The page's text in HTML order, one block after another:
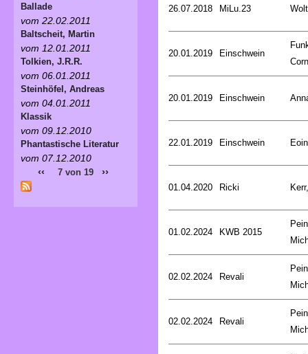
26.07.2018 MiLu.23
20.01.2019 Einschwein
20.01.2019 Einschwein
22.01.2019 Einschwein
01.04.2020 Ricki
01.02.2024 KWB 2015
02.02.2024 Revali
02.02.2024 Revali
Ballade
vom 22.02.2011
Baltscheit, Martin
vom 12.01.2011
Tolkien, J.R.R.
vom 06.01.2011
Steinhöfel, Andreas
vom 04.01.2011
Klassik
vom 09.12.2010
Phantastische Literatur
vom 07.12.2010
‹‹ 7 von 19 ››